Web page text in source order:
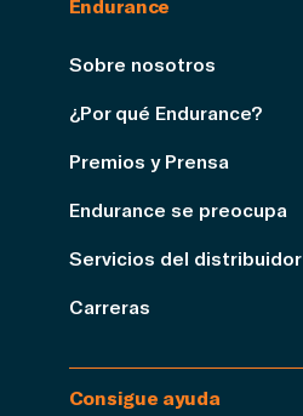
Endurance
Sobre nosotros
¿Por qué Endurance?
Premios y Prensa
Endurance se preocupa
Servicios del distribuidor
Carreras
Consigue ayuda